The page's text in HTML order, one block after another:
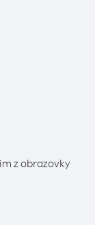
z obrazovky